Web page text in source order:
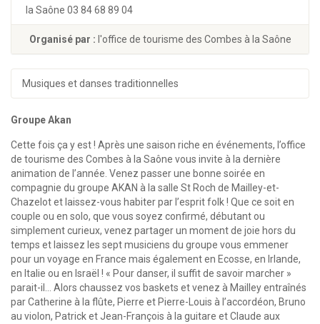
la Saône 03 84 68 89 04
Organisé par : l'office de tourisme des Combes à la Saône
Musiques et danses traditionnelles
Groupe Akan
Cette fois ça y est ! Après une saison riche en événements, l’office
de tourisme des Combes à la Saône vous invite à la dernière
animation de l’année. Venez passer une bonne soirée en
compagnie du groupe AKAN à la salle St Roch de Mailley-et-
Chazelot et laissez-vous habiter par l’esprit folk ! Que ce soit en
couple ou en solo, que vous soyez confirmé, débutant ou
simplement curieux, venez partager un moment de joie hors du
temps et laissez les sept musiciens du groupe vous emmener
pour un voyage en France mais également en Ecosse, en Irlande,
en Italie ou en Israël ! « Pour danser, il suffit de savoir marcher »
parait-il… Alors chaussez vos baskets et venez à Mailley entraînés
par Catherine à la flûte, Pierre et Pierre-Louis à l’accordéon, Bruno
au violon, Patrick et Jean-François à la guitare et Claude aux